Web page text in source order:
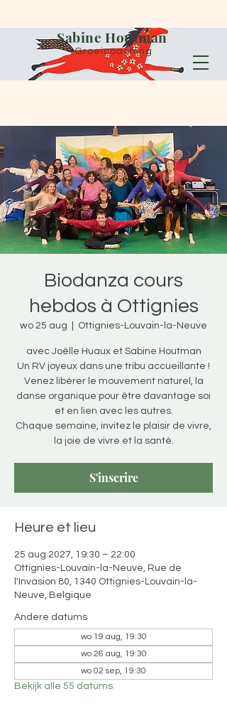
Sabine Houtman
Groeicoaching
Biodanza cours
hebdos à Ottignies
wo 25 aug Ottignies-Louvain-la-Neuve
avec Joëlle Huaux et Sabine Houtman
Un RV joyeux dans une tribu accueillante !
Venez libérer le mouvement naturel, la
danse organique pour être davantage soi
et en lien avec les autres.
Chaque semaine, invitez le plaisir de vivre,
la joie de vivre et la santé.
S'inscrire
Heure et lieu
25 aug 2027, 19:30 – 22:00
Ottignies-Louvain-la-Neuve, Rue de
l'Invasion 80, 1340 Ottignies-Louvain-la-
Neuve, Belgique
Andere datums
wo 19 aug, 19:30
wo 26 aug, 19:30
wo 02 sep, 19:30
Bekijk alle 55 datums